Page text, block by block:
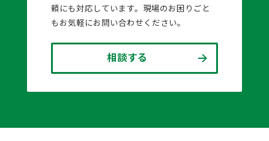
頼にも対応しています。現場のお困りごと
もお気軽にお問い合わせください。
相談する